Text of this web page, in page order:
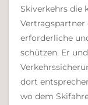
Skiverkehrs die
Vertragspartner
erforderliche
schützen. Er
dort
wo dem